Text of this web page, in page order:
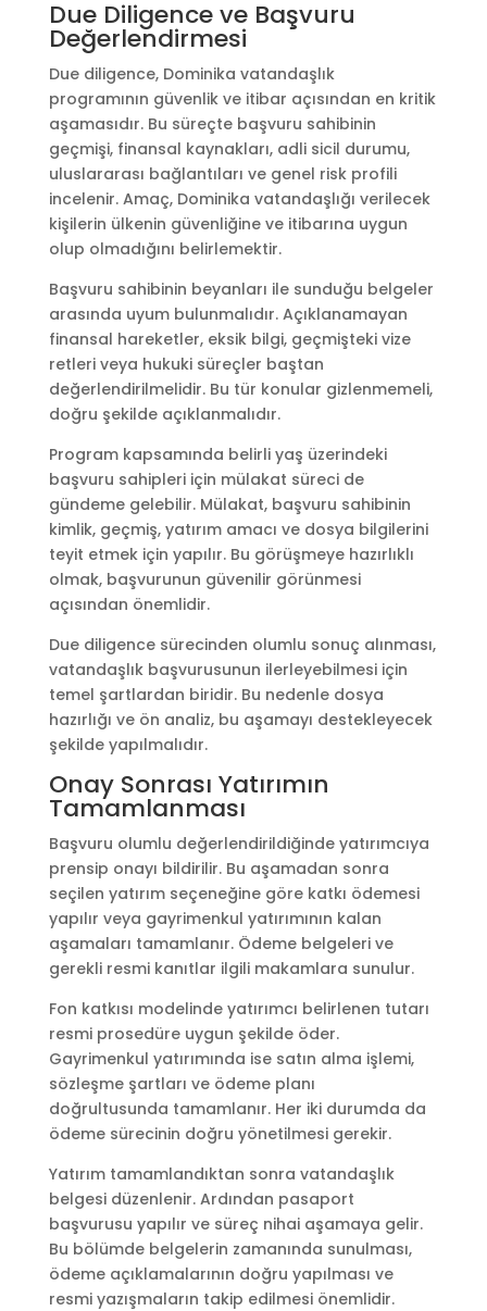
Due Diligence ve Başvuru
Değerlendirmesi
Due diligence, Dominika vatandaşlık
programının güvenlik ve itibar açısından en kritik
aşamasıdır. Bu süreçte başvuru sahibinin
geçmişi, finansal kaynakları, adli sicil durumu,
uluslararası bağlantıları ve genel risk profili
incelenir. Amaç, Dominika vatandaşlığı verilecek
kişilerin ülkenin güvenliğine ve itibarına uygun
olup olmadığını belirlemektir.
Başvuru sahibinin beyanları ile sunduğu belgeler
arasında uyum bulunmalıdır. Açıklanamayan
finansal hareketler, eksik bilgi, geçmişteki vize
retleri veya hukuki süreçler baştan
değerlendirilmelidir. Bu tür konular gizlenmemeli,
doğru şekilde açıklanmalıdır.
Program kapsamında belirli yaş üzerindeki
başvuru sahipleri için mülakat süreci de
gündeme gelebilir. Mülakat, başvuru sahibinin
kimlik, geçmiş, yatırım amacı ve dosya bilgilerini
teyit etmek için yapılır. Bu görüşmeye hazırlıklı
olmak, başvurunun güvenilir görünmesi
açısından önemlidir.
Due diligence sürecinden olumlu sonuç alınması,
vatandaşlık başvurusunun ilerleyebilmesi için
temel şartlardan biridir. Bu nedenle dosya
hazırlığı ve ön analiz, bu aşamayı destekleyecek
şekilde yapılmalıdır.
Onay Sonrası Yatırımın
Tamamlanması
Başvuru olumlu değerlendirildiğinde yatırımcıya
prensip onayı bildirilir. Bu aşamadan sonra
seçilen yatırım seçeneğine göre katkı ödemesi
yapılır veya gayrimenkul yatırımının kalan
aşamaları tamamlanır. Ödeme belgeleri ve
gerekli resmi kanıtlar ilgili makamlara sunulur.
Fon katkısı modelinde yatırımcı belirlenen tutarı
resmi prosedüre uygun şekilde öder.
Gayrimenkul yatırımında ise satın alma işlemi,
sözleşme şartları ve ödeme planı
doğrultusunda tamamlanır. Her iki durumda da
ödeme sürecinin doğru yönetilmesi gerekir.
Yatırım tamamlandıktan sonra vatandaşlık
belgesi düzenlenir. Ardından pasaport
başvurusu yapılır ve süreç nihai aşamaya gelir.
Bu bölümde belgelerin zamanında sunulması,
ödeme açıklamalarının doğru yapılması ve
resmi yazışmaların takip edilmesi önemlidir.